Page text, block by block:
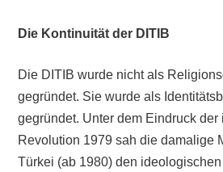
Die Kontinuität der DITIB
Die DITIB wurde nicht als
gegründet. Sie wurde als
gegründet. Unter dem Eindruck der
Revolution 1979 sah die damalige
Türkei (ab 1980) den